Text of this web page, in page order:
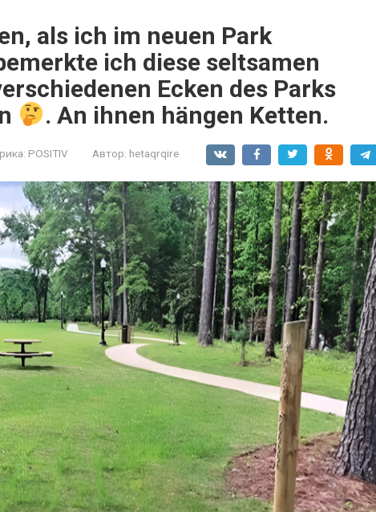
als ich im neuen Park
ich diese seltsamen
Ecken des Parks
. An ihnen hängen Ketten.
POSITIV Автор: hetaqrqire